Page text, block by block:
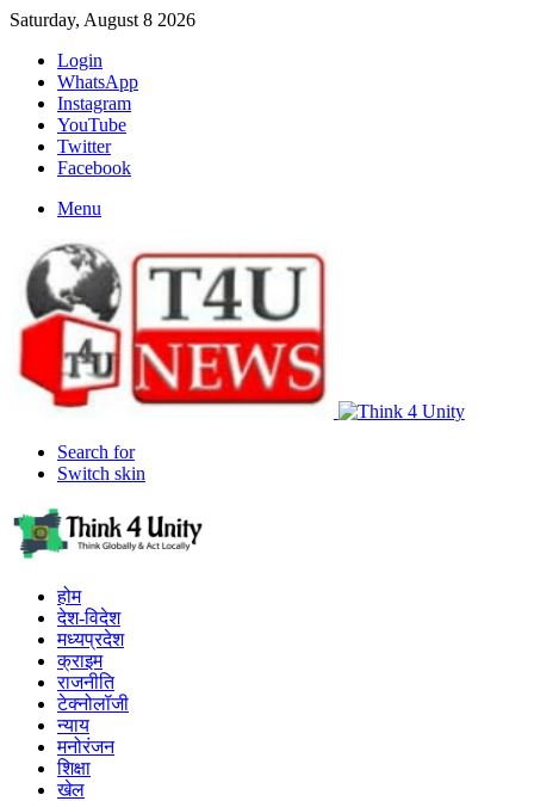
Saturday, August 8 2026
Login
WhatsApp
Instagram
YouTube
Twitter
Facebook
Menu
Search for
Switch skin
होम
देश-विदेश
मध्यप्रदेश
क्राइम
राजनीति
टेक्नोलॉजी
न्याय
मनोरंजन
शिक्षा
खेल